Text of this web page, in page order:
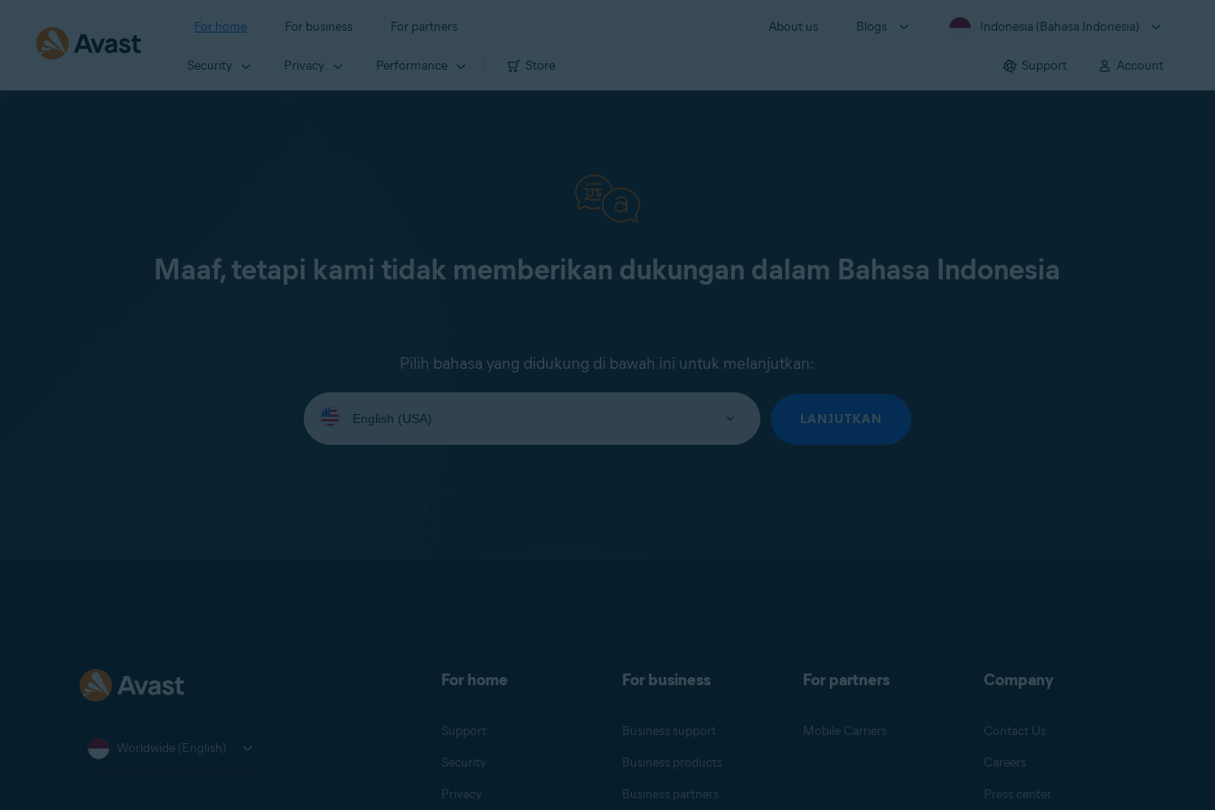
For home For business For partners About us Blogs Indonesia (Bahasa Indonesia)
Security Privacy Performance Store Support Account
Maaf, tetapi kami tidak memberikan dukungan dalam Bahasa Indonesia
Pilih bahasa yang didukung di bawah ini untuk melanjutkan:
Select
your
language:
LANJUTKAN
Worldwide (English)
For home
Support
Security
Privacy
For business
Business support
Business products
Business partners
For partners
Mobile Carriers
Company
Contact Us
Careers
Press center